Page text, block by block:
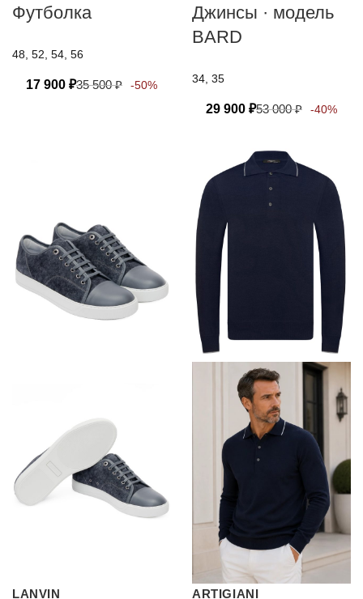
Футболка
48, 52, 54, 56
17 900 ₽35 500₽ -50%
Джинсы · модель
BARD
34, 35
29 900 ₽53 000₽ -40%
LANVIN ARTIGIANI